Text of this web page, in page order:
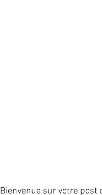
Bienvenue sur votre post